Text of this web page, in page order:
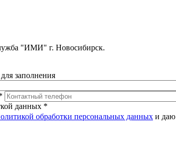
"ИМИ" г. Новосибирск.
заполнения
данных *
обработки персональных данных и даю